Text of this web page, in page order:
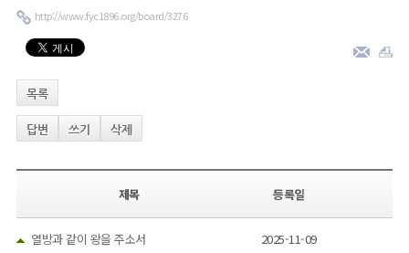
http://www.fyc1896.org/board/3276
목록
답변 쓰기 삭제
제목 등록일
열방과 같이 왕을 주소서 2025-11-09